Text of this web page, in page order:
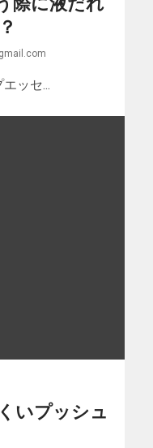
ッセ...
いプッシュ